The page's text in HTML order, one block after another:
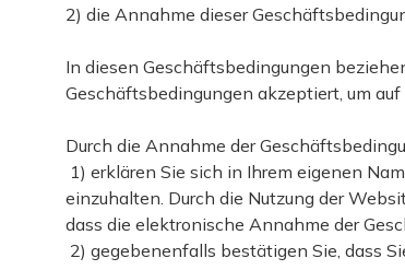
2) die Annahme dieser
In diesen Geschäftsbedingungen
Geschäftsbedingungen akzeptiert, um
Durch die Annahme der
1) erklären Sie sich in Ihrem eigenen
einzuhalten. Durch die Nutzung der
dass die elektronische Annahme der